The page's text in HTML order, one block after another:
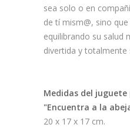
sea solo o en
de tí mism@, sino
equilibrando su salud
divertida y totalmente
Medidas del
"Encuentra a la
20 x 17 x 17 cm.